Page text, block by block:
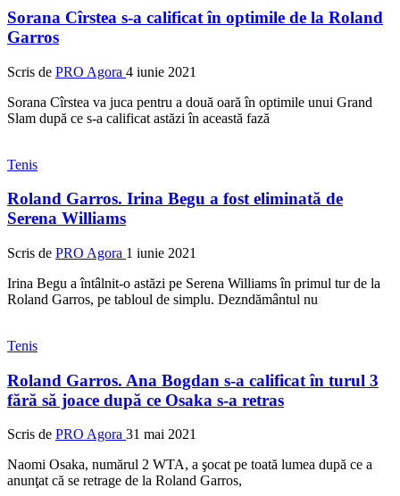
Sorana Cîrstea s-a calificat în optimile de la Roland
Garros
Scris de PRO Agora 4 iunie 2021
Sorana Cîrstea va juca pentru a două oară în optimile unui Grand
Slam după ce s-a calificat astăzi în această fază
Tenis
Roland Garros. Irina Begu a fost eliminată de
Serena Williams
Scris de PRO Agora 1 iunie 2021
Irina Begu a întâlnit-o astăzi pe Serena Williams în primul tur de la
Roland Garros, pe tabloul de simplu. Dezndământul nu
Tenis
Roland Garros. Ana Bogdan s-a calificat în turul 3
fără să joace după ce Osaka s-a retras
Scris de PRO Agora 31 mai 2021
Naomi Osaka, numărul 2 WTA, a şocat pe toată lumea după ce a
anunţat că se retrage de la Roland Garros,